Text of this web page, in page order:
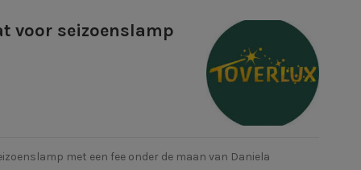
voor seizoenslamp
met een fee onder de maan van Daniela